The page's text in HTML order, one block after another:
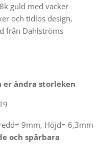
guld med vacker
och tidlös design,
från Dahlströms
er ändra storleken
9mm, Höjd= 6,3mm
och spårbara